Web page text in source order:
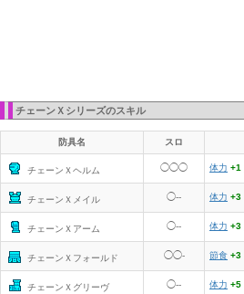
チェーンＸシリーズのスキル
防具名 スロ
チェーンＸヘルム ◯◯◯ 体力 +1
チェーンＸメイル ◯-- 体力 +3
チェーンＸアーム ◯-- 体力 +3
チェーンＸフォールド ◯◯- 節食 +3
チェーンＸグリーヴ ◯-- 体力 +5